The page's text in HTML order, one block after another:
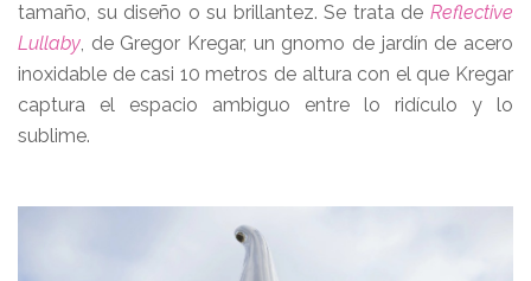
tamaño, su diseño o su brillantez. Se trata de Reflective
Lullaby, de Gregor Kregar, un gnomo de jardín de acero
inoxidable de casi 10 metros de altura con el que Kregar
captura el espacio ambiguo entre lo ridículo y lo
sublime.